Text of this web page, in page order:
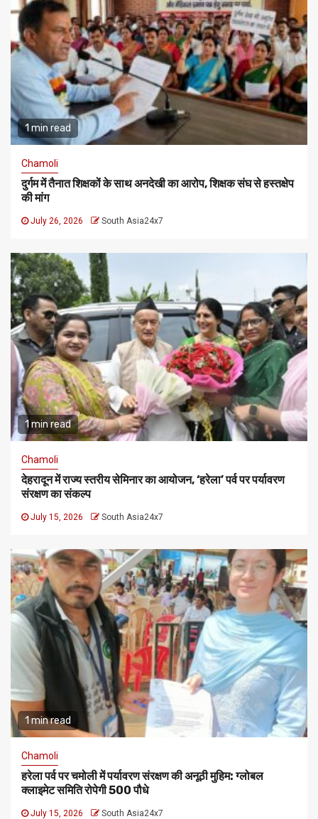
1 min read
Chamoli
दुर्गम में तैनात शिक्षकों के साथ अनदेखी का आरोप, शिक्षक संघ से हस्तक्षेप
की मांग
July 26, 2026 South Asia24x7
1 min read
Chamoli
देहरादून में राज्य स्तरीय सेमिनार का आयोजन, ‘हरेला’ पर्व पर पर्यावरण
संरक्षण का संकल्प
July 15, 2026 South Asia24x7
1 min read
Chamoli
हरेला पर्व पर चमोली में पर्यावरण संरक्षण की अनूठी मुहिम: ग्लोबल
क्लाइमेट समिति रोपेगी 500 पौधे
July 15, 2026 South Asia24x7